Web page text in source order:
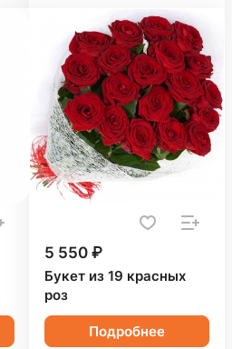
5 550 ₽
Букет из 19 красных
роз
Подробнее